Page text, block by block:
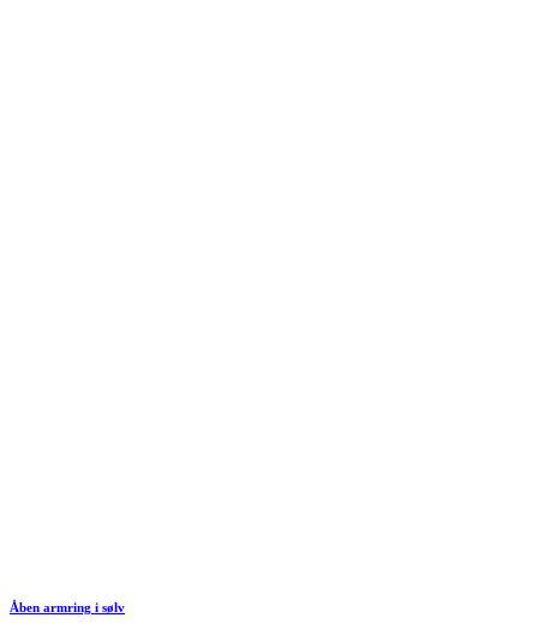
Åben armring i sølv